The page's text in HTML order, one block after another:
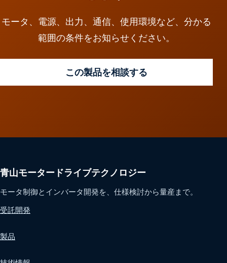
モータ、電源、出力、通信、使用環境など、分かる
範囲の条件をお知らせください。
この製品を相談する
青山モータードライブテクノロジー
モータ制御とインバータ開発を、仕様検討から量産まで。
受託開発
製品